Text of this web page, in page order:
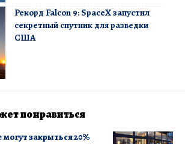
Рекорд Falcon 9: SpaceX запустил
секретный спутник для разведки
США
понравиться
закрыться 20%